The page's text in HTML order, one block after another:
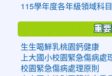
115學年度各年級領域科
重
生生喝鮮乳桃園鈣健康
上大國小校園緊急傷病處
校園緊急傷病處理原則